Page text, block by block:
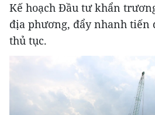
Kế hoạch Đầu tư khẩn
địa phương, đẩy nhanh tiến
thủ tục.